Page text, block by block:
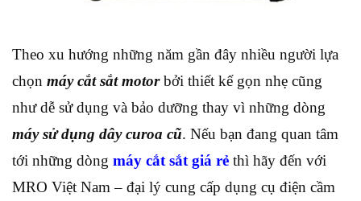
Theo xu hướng những năm gần đây nhiều người lựa
chọn máy cắt sắt motorbởi thiết kế gọn nhẹ cũng
như dễ sử dụng và bảo dưỡng thay vì những dòng
máy sử dụng dây curoa cũ. Nếu bạn đang quan tâm
tới những dòng máy cắt sắt giá rẻ thì hãy đến với
MRO Việt Nam – đại lý cung cấp dụng cụ điện cầm